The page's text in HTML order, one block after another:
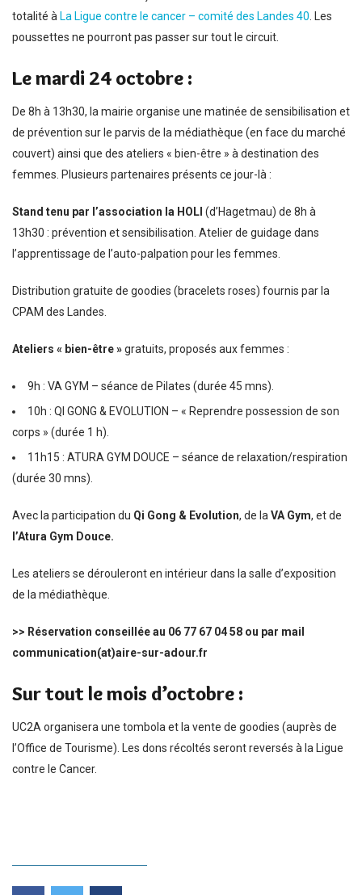
totalité à La Ligue contre le cancer – comité des Landes 40 . Les
poussettes ne pourront pas passer sur tout le circuit.
Le mardi 24 octobre :
De 8h à 13h30, la mairie organise une matinée de sensibilisation et
de prévention sur le parvis de la médiathèque (en face du marché
couvert) ainsi que des ateliers « bien-être » à destination des
femmes. Plusieurs partenaires présents ce jour-là :
Stand tenu par l’association la HOLI (d’Hagetmau) de 8h à
13h30 : prévention et sensibilisation. Atelier de guidage dans
l’apprentissage de l’auto-palpation pour les femmes.
Distribution gratuite de goodies (bracelets roses) fournis par la
CPAM des Landes.
Ateliers « bien-être »gratuits, proposés aux femmes :
9h : VA GYM – séance de Pilates (durée 45 mns).
10h : QI GONG & EVOLUTION – « Reprendre possession de son
corps » (durée 1 h).
11h15 : ATURA GYM DOUCE – séance de relaxation/respiration
(durée 30 mns).
Avec la participation du Qi Gong & Evolution, de la VA Gym, et de
l’Atura Gym Douce.
Les ateliers se dérouleront en intérieur dans la salle d’exposition
de la médiathèque.
>> Réservation conseillée au 06 77 67 04 58 ou par mail
communication(at)aire-sur-adour.fr
Sur tout le mois d’octobre :
UC2A organisera une tombola et la vente de goodies (auprès de
l’Office de Tourisme). Les dons récoltés seront reversés à la Ligue
contre le Cancer.